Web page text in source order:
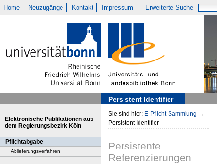
Home Neuzugänge Kontakt Impressum Erweiterte Suche
Persistent Identifier
Elektronische Publikationen aus
dem Regierungsbezirk Köln
Pflichtabgabe
Ablieferungsverfahren
Sie sind hier: E-Pflicht-Sammlung →
Persistent Identifier
Persistente
Referenzierungen